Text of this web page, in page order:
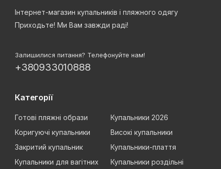
Інтернет-магазин купальників і пляжного одягу
Приходьте! Ми Вам завжди раді!
Залишилися питання? Телефонуйте нам!
+380933010888
Категорії
Готові пляжні образи
Купальники 2026
Коригуючі купальники
Високі купальники
Закритий купальник
Купальники-плаття
Купальники для вагітних
Купальники роздільні